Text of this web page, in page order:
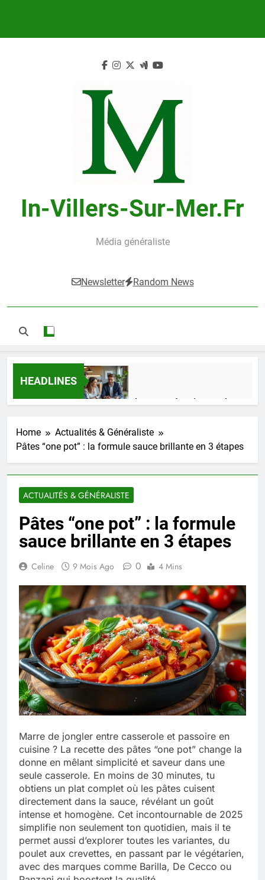
In-Villers-Sur-Mer.fr
Média généraliste
Newsletter Random News
HEADLINES
Guide complet pour réussir un achat
1 Semaine Ago
4 Mois Ago
Quel est le salaire de Myriam Seurat en
2025 ?
4 Mois Ago
Okrami : comprendre ses
fonctionnalités clés et avantages
4 Mois Ago
Découvrez notre test d’orientation
gratuit spécialement conçu pour
collégiens et lycéens
4 Mois Ago
Liste complète des marques
rezoactif.com à connaître en 2025
4 Mois Ago
Tout savoir sur les impatiens de
nouvelle guinée : culture et entretien
5 Mois Ago
Home
Actualités & Généraliste
Pâtes “one pot” : la formule sauce brillante en 3 étapes
ACTUALITÉS & GÉNÉRALISTE
Pâtes “one pot” : la formule
sauce brillante en 3 étapes
Celine 9 Mois Ago 0 4 Mins
Marre de jongler entre casserole et passoire en
cuisine ? La recette des pâtes “one pot” change la
donne en mêlant simplicité et saveur dans une
seule casserole. En moins de 30 minutes, tu
obtiens un plat complet où les pâtes cuisent
directement dans la sauce, révélant un goût
intense et homogène. Cet incontournable de 2025
simplifie non seulement ton quotidien, mais il te
permet aussi d’explorer toutes les variantes, du
poulet aux crevettes, en passant par le végétarien,
avec des marques comme Barilla, De Cecco ou